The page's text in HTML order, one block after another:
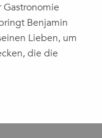
Benjamin
Lieben, um
die die